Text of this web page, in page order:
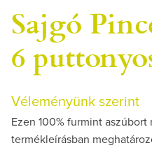
Sajgó
6
Véleményünk szerint
Ezen 100% furmint aszúbort
termékleírásban